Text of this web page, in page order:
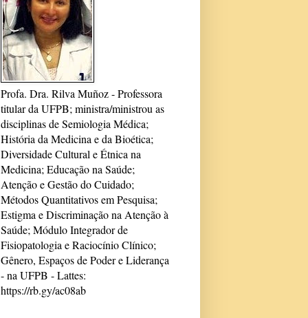
Profa. Dra. Rilva Muñoz - Professora
titular da UFPB; ministra/ministrou as
disciplinas de Semiologia Médica;
História da Medicina e da Bioética;
Diversidade Cultural e Étnica na
Medicina; Educação na Saúde;
Atenção e Gestão do Cuidado;
Métodos Quantitativos em Pesquisa;
Estigma e Discriminação na Atenção à
Saúde; Módulo Integrador de
Fisiopatologia e Raciocínio Clínico;
Gênero, Espaços de Poder e Liderança
- na UFPB - Lattes:
https://rb.gy/ac08ab